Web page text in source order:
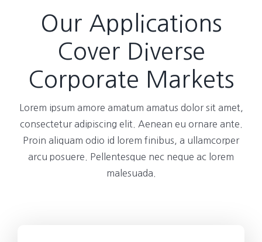
Our Applications
Cover Diverse
Corporate Markets
Lorem ipsum amore amatum amatus dolor sit amet,
consectetur adipiscing elit. Aenean eu ornare ante.
Proin aliquam odio id lorem finibus, a ullamcorper
arcu posuere. Pellentesque nec neque ac lorem
malesuada.